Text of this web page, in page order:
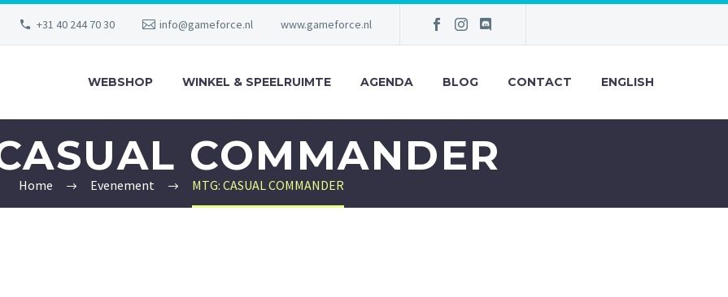
+31 40 244 70 30 info@gameforce.nl www.gameforce.nl
WEBSHOP WINKEL & SPEELRUIMTE AGENDA BLOG CONTACT ENGLISH
COMMANDER
Home Evenement MTG: CASUAL COMMANDER